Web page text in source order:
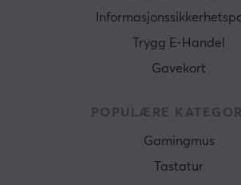
Trygg E-Handel
Gavekort
POPULÆRE
Gamingmus
Tastatur